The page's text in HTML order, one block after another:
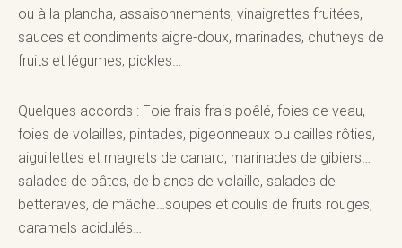
ou à la plancha, assaisonnements, vinaigrettes fruitées,
sauces et condiments aigre-doux, marinades, chutneys de
fruits et légumes, pickles…
Quelques accords : Foie frais frais poêlé, foies de veau,
foies de volailles, pintades, pigeonneaux ou cailles rôties,
aiguillettes et magrets de canard, marinades de gibiers…
salades de pâtes, de blancs de volaille, salades de
betteraves, de mâche…soupes et coulis de fruits rouges,
caramels acidulés…